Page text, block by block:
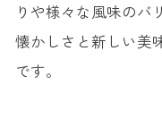
りや様々な風味のバ
懐かしさと新しい美
です。